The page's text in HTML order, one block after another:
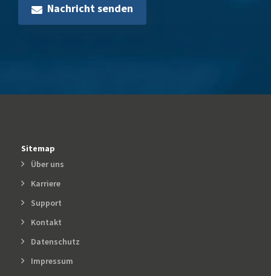
Nachricht senden
Sitemap
Über uns
Karriere
Support
Kontakt
Datenschutz
Impressum